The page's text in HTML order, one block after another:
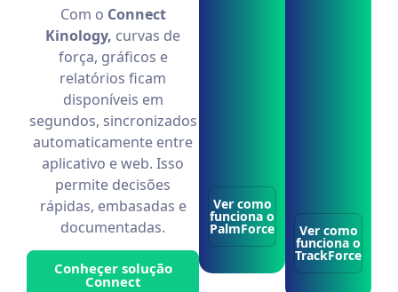
Com o Connect
Kinology, curvas de
força, gráficos e
relatórios ficam
disponíveis em
segundos, sincronizados
automaticamente entre
aplicativo e web. Isso
permite decisões
rápidas, embasadas e
documentadas.
Conheçer solução
Connect
Ver como
funciona o
PalmForce Ver como
funciona o
TrackForce